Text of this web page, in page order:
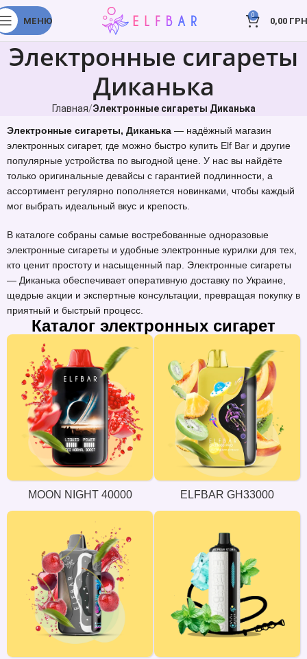
МЕНЮ
0
0,00
Электронные сигареты
Диканька
Главная Электронные сигареты Диканька
Электронные сигареты, Диканька — надёжный магазин
электронных сигарет, где можно быстро купить Elf Bar и другие
популярные устройства по выгодной цене. У нас вы найдёте
только оригинальные девайсы с гарантией подлинности, а
ассортимент регулярно пополняется новинками, чтобы каждый
мог выбрать идеальный вкус и крепость.
В каталоге собраны самые востребованные одноразовые
электронные сигареты и удобные электронные курилки для тех,
кто ценит простоту и насыщенный пар. Электронные сигареты
— Диканька обеспечивает оперативную доставку по Украине,
щедрые акции и экспертные консультации, превращая покупку в
приятный и быстрый процесс.
Каталог электронных сигарет
MOON NIGHT 40000 ELFBAR GH33000